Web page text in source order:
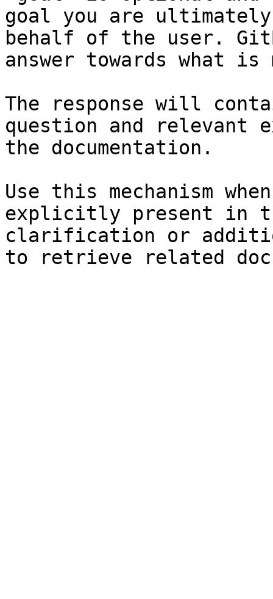
goal you are
behalf of the user.
answer towards what
The response will
question and relevant
the documentation.
Use this mechanism
explicitly present in
clarification or